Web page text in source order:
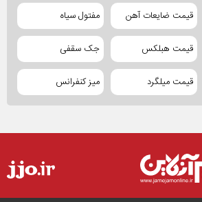
قیمت ضایعات آهن مفتول سیاه
قیمت هبلکس جک سقفی
قیمت میلگرد میز کنفرانس